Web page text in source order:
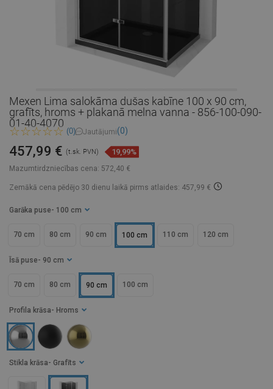
Mexen Lima salokāma dušas kabīne 100 x 90 cm,
grafīts, hroms + plakanā melna vanna - 856-100-090-
01-40-4070
(0) Jautājumi(0)
Mazumtirdzniecības cena: 572,40 €
457,99 € (t.sk. PVN) 19,99%
Zemākā cena pēdējo 30 dienu laikā pirms atlaides: 457,99 €
Garāka puse - 100 cm
70 cm 80 cm 90 cm 100 cm 110 cm 120 cm
Īsā puse - 90 cm
70 cm 80 cm 90 cm 100 cm
Stikla krāsa - Grafīts
Profila krāsa - Hroms